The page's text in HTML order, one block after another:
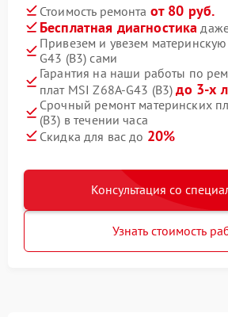
Стоимость ремонта от 80 руб.
Бесплатная диагностика
Привезем и увезем
G43 (B3) сами
Гарантия на наши работы по
плат MSI Z68A-G43 (B3)до 3-х
Срочный ремонт материнских
(B3) в течении часа
Скидка для вас до 20%
Консультация со
Узнать стоимость